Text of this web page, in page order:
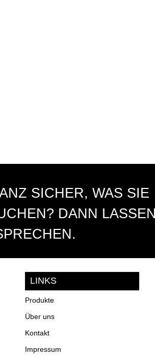
SICHER, WAS SIE
DANN
LINKS
Produkte
Über uns
Kontakt
Impressum